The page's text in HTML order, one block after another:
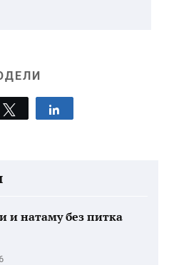
Tweet
и натаму без питка